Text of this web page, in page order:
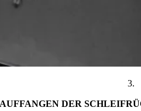
3.
AUFFANGEN DER